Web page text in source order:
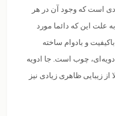
است که وجود آن در هر
علت این که دائما مورد
و بادوام ساخته
چوب است. جا ادویه
زیبایی ظاهری زیادی نیز